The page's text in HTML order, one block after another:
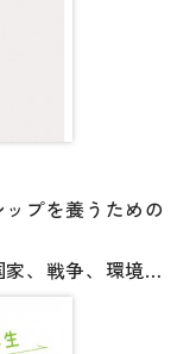
プを養うための
、戦争、環境、
の見出しや記
読み解きます。